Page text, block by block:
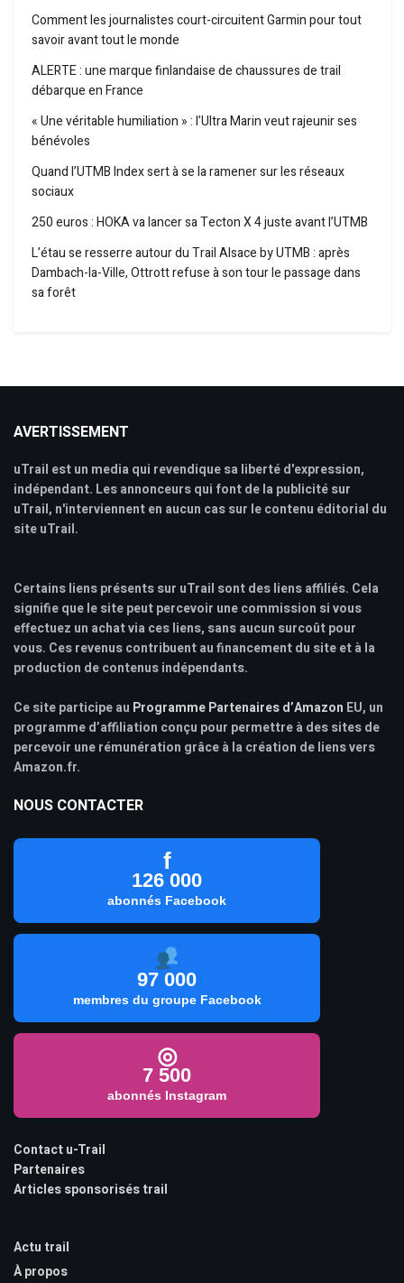
Comment les journalistes court-circuitent Garmin pour tout
savoir avant tout le monde
ALERTE : une marque finlandaise de chaussures de trail
débarque en France
« Une véritable humiliation » : l’Ultra Marin veut rajeunir ses
bénévoles
Quand l’UTMB Index sert à se la ramener sur les réseaux
sociaux
250 euros : HOKA va lancer sa Tecton X 4 juste avant l’UTMB
L’étau se resserre autour du Trail Alsace by UTMB : après
Dambach-la-Ville, Ottrott refuse à son tour le passage dans
sa forêt
AVERTISSEMENT
uTrail est un media qui revendique sa liberté d'expression,
indépendant. Les annonceurs qui font de la publicité sur
uTrail, n'interviennent en aucun cas sur le contenu éditorial du
site uTrail.
Certains liens présents sur uTrail sont des liens affiliés. Cela
signifie que le site peut percevoir une commission si vous
effectuez un achat via ces liens, sans aucun surcoût pour
vous. Ces revenus contribuent au financement du site et à la
production de contenus indépendants.
Ce site participe au Programme Partenaires d’Amazon EU, un
programme d’affiliation conçu pour permettre à des sites de
percevoir une rémunération grâce à la création de liens vers
Amazon.fr.
NOUS CONTACTER
f
126 000
abonnés Facebook
97 000
membres du groupe Facebook
◎
7 500
abonnés Instagram
Contact u-Trail
Partenaires
Articles sponsorisés trail
Actu trail
À propos